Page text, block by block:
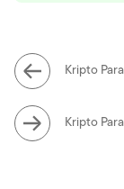
Kripto
Kripto